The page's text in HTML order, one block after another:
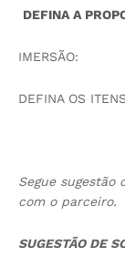
DEFINA A
IMERSÃO:
DEFINA OS
Segue
com o parceiro.
SUGESTÃO DE